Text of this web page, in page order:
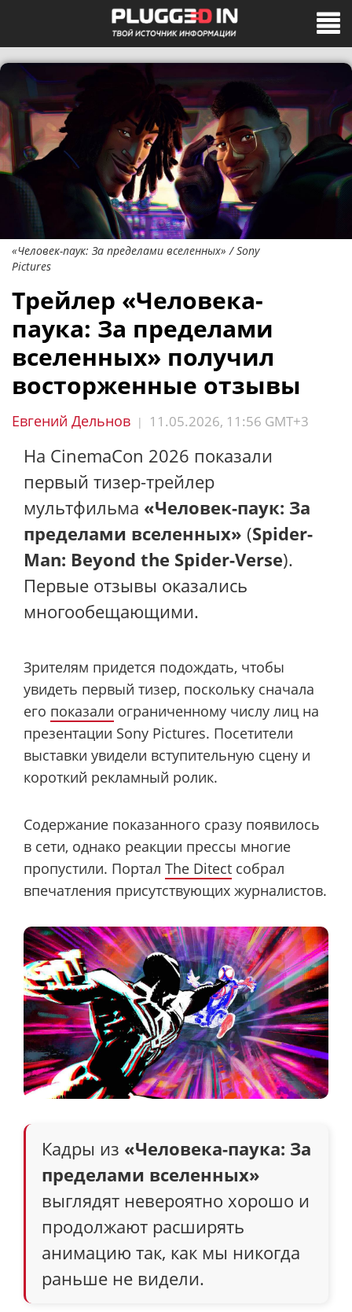
«Человек-паук: За пределами вселенных» / Sony
Pictures
Трейлер «Человека-
паука: За пределами
вселенных» получил
восторженные отзывы
Евгений Дельнов | 11.05.2026, 11:56 GMT+3
На CinemaCon 2026 показали
первый тизер-трейлер
мультфильма «Человек-паук: За
пределами вселенных» (Spider-
Man: Beyond the Spider-Verse).
Первые отзывы оказались
многообещающими.
Зрителям придется подождать, чтобы
увидеть первый тизер, поскольку сначала
его показали ограниченному числу лиц на
презентации Sony Pictures. Посетители
выставки увидели вступительную сцену и
короткий рекламный ролик.
Содержание показанного сразу появилось
в сети, однако реакции прессы многие
пропустили. Портал The Ditect собрал
впечатления присутствующих журналистов.
Кадры из «Человека-паука: За
пределами вселенных»
выглядят невероятно хорошо и
продолжают расширять
анимацию так, как мы никогда
раньше не видели.